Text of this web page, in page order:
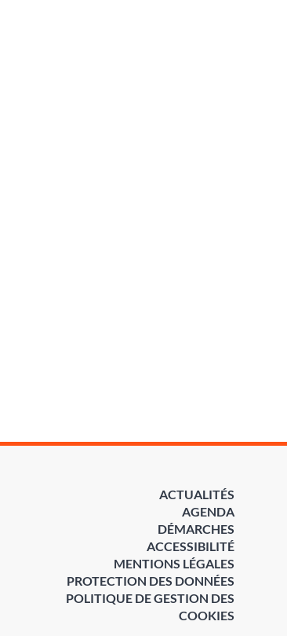
ACTUALITÉS
AGENDA
DÉMARCHES
ACCESSIBILITÉ
MENTIONS LÉGALES
PROTECTION DES DONNÉES
POLITIQUE DE GESTION DES
COOKIES